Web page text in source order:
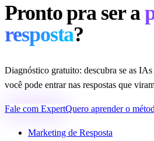
Pronto pra ser a
resposta?
Diagnóstico gratuito: descubra se as
você pode entrar nas respostas que
Fale com ExpertQuero aprender o
Marketing de Resposta